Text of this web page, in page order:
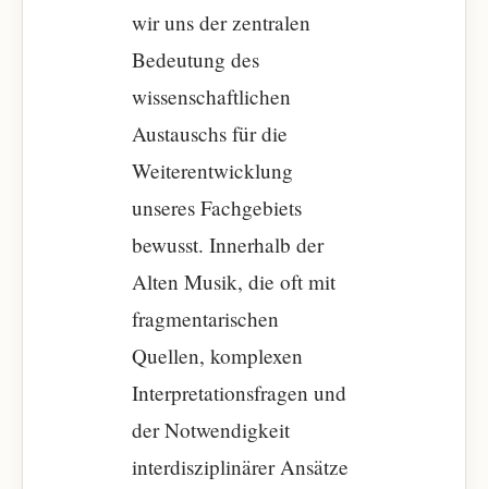
wir uns der zentralen
Bedeutung des
wissenschaftlichen
Austauschs für die
Weiterentwicklung
unseres Fachgebiets
bewusst. Innerhalb der
Alten Musik, die oft mit
fragmentarischen
Quellen, komplexen
Interpretationsfragen und
der Notwendigkeit
interdisziplinärer Ansätze